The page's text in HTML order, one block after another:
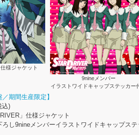
仕様ジャケット
9nineメンバー
イラストワイドキャップステッカー
／期間生産限定】
込)
」仕様ジャケット
ろし9nineメンバーイラストワイドキャップステ